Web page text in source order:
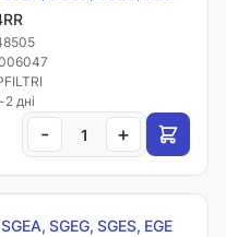
дні
- +
SGEG, SGES, EGE